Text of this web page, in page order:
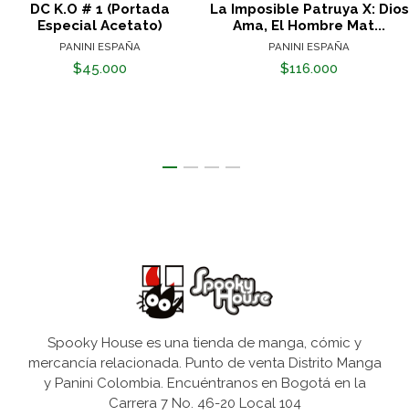
DC K.O # 1 (Portada
Especial Acetato)
PANINI ESPAÑA
$45.000
La Imposible Patruya X: Dios
Ama, El Hombre Mat...
PANINI ESPAÑA
$116.000
Spooky House es una tienda de manga, cómic y
mercancía relacionada. Punto de venta Distrito Manga
y Panini Colombia. Encuéntranos en Bogotá en la
Carrera 7 No. 46-20 Local 104